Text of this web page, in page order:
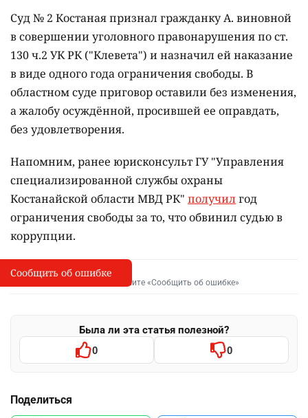
Суд № 2 Костаная признал гражданку А. виновной
в совершении уголовного правонарушения по ст.
130 ч.2 УК РК ("Клевета") и назначил ей наказание
в виде одного года ограничения свободы. В
областном суде приговор оставили без изменения,
а жалобу осуждённой, просившей ее оправдать,
без удовлетворения.
Напомним, ранее юрисконсульт ГУ "Управления
специализированной службы охраны
Костанайской области МВД РК" получилгод
ограничения свободы за то, что обвинил судью в
коррупции.
I
Сообщить об опечатке
Выделите фрагмент и нажмите «Сообщить об ошибке»
Была ли эта статья полезной?
0 0
Поделиться
Сообщить об ошибке